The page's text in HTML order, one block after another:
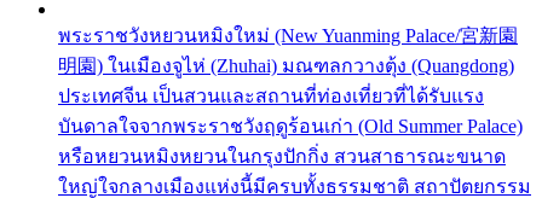
พระราชวังหยวนหมิงใหม่ (New Yuanming Palace/宮新園
明園) ในเมืองจูไห่ (Zhuhai) มณฑลกวางตุ้ง (Quangdong)
ประเทศจีน เป็นสวนและสถานที่ท่องเที่ยวที่ได้รับแรง
บันดาลใจจากพระราชวังฤดูร้อนเก่า (Old Summer Palace)
หรือหยวนหมิงหยวนในกรุงปักกิ่ง สวนสาธารณะขนาด
ใหญ่ใจกลางเมืองแห่งนี้มีครบทั้งธรรมชาติ สถาปัตยกรรม